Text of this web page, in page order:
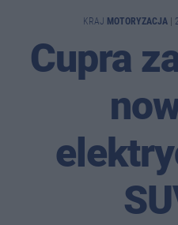
KRAJ MOTORYZACJA
Cupra